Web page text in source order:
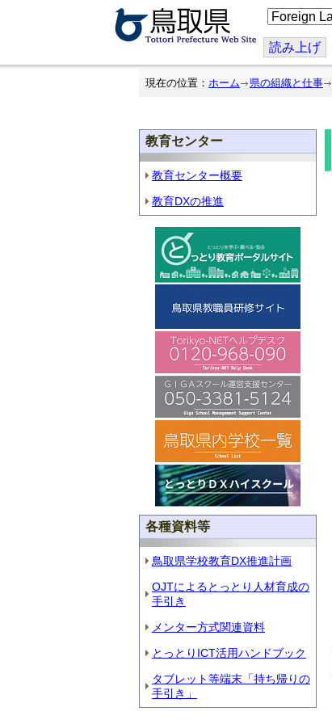
こ
の
ジ
を
翻
読み上げ
現在の位置： ホーム 県の組織と仕事
教育センター
教育センター概要
教育DXの推進
各種資料等
鳥取県学校教育DX推進計画
OJTによるとっとり人材育成の
手引き
メンター方式関連資料
とっとりICT活用ハンドブック
タブレット等端末「持ち帰りの
手引き」